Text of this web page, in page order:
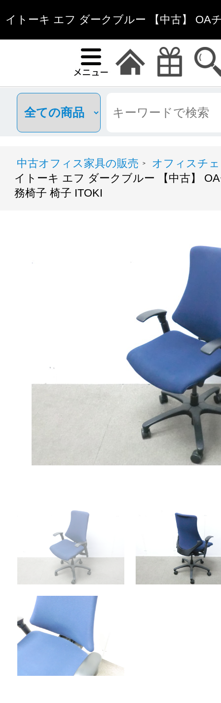
イトーキ エフ ダークブルー 【中古】 OA
椅子 椅子 ITOKI | 中古
中古オフィス家具の販売 >
オフィスチ
イトーキ エフ ダークブルー 【中古】
務椅子 椅子 ITOKI